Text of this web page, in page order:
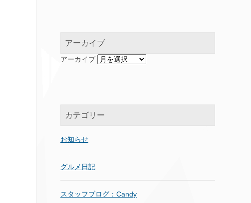
アーカイブ
アーカイブ
カテゴリー
お知らせ
グルメ日記
スタッフブログ：Candy